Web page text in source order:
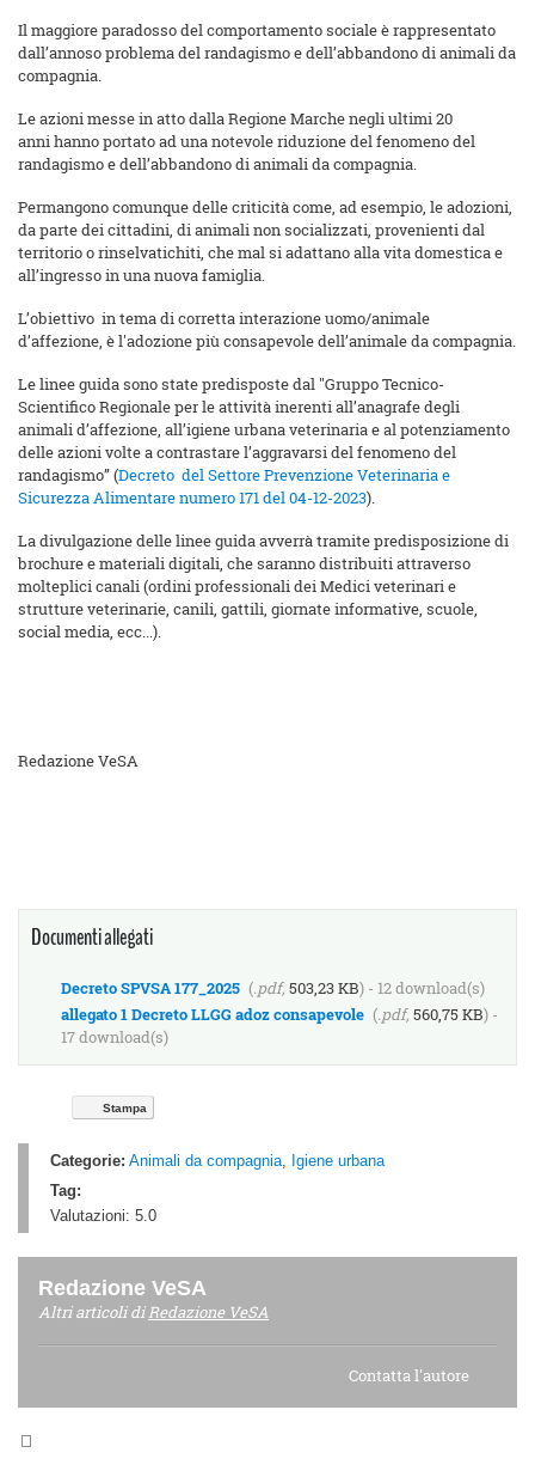
Il maggiore paradosso del comportamento sociale è rappresentato
dall’annoso problema del randagismo e dell’abbandono di animali da
compagnia.
Le azioni messe in atto dalla Regione Marche negli ultimi 20
anni hanno portato ad una notevole riduzione del fenomeno del
randagismo e dell’abbandono di animali da compagnia.
Permangono comunque delle criticità come, ad esempio, le adozioni,
da parte dei cittadini, di animali non socializzati, provenienti dal
territorio o rinselvatichiti, che mal si adattano alla vita domestica e
all’ingresso in una nuova famiglia.
L’obiettivo in tema di corretta interazione uomo/animale
d’affezione, è l'adozione più consapevole dell’animale da compagnia.
Le linee guida sono state predisposte dal "Gruppo Tecnico-
Scientifico Regionale per le attività inerenti all’anagrafe degli
animali d’affezione, all’igiene urbana veterinaria e al potenziamento
delle azioni volte a contrastare l’aggravarsi del fenomeno del
randagismo” (Decreto del Settore Prevenzione Veterinaria e
Sicurezza Alimentare numero 171 del 04-12-2023).
La divulgazione delle linee guida avverrà tramite predisposizione di
brochure e materiali digitali, che saranno distribuiti attraverso
molteplici canali (ordini professionali dei Medici veterinari e
strutture veterinarie, canili, gattili, giornate informative, scuole,
social media, ecc...).
Redazione VeSA
Documenti allegati
Decreto SPVSA 177_2025 (.pdf, 503,23 KB) - 12 download(s)
allegato 1 Decreto LLGG adoz consapevole (.pdf, 560,75 KB) -
17 download(s)
Stampa
Categorie: Animali da compagnia, Igiene urbana
Tag:
Valutazioni: 5.0
Redazione VeSA
Altri articoli diRedazione VeSA
Contatta l'autore